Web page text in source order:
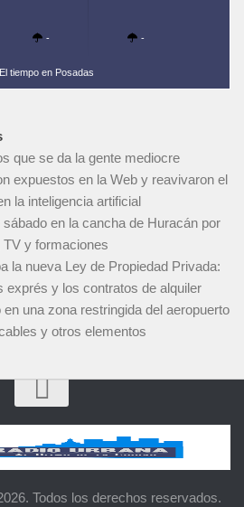
- -
El tiempo en Posadas
que se da la gente mediocre
expuestos en la Web y reavivaron el
la inteligencia artificial
en la cancha de Huracán por
TV y formaciones
la nueva Ley de Propiedad Privada:
exprés y los contratos de alquiler
una zona restringida del aeropuerto
y otros elementos
Todos los derechos reservados.